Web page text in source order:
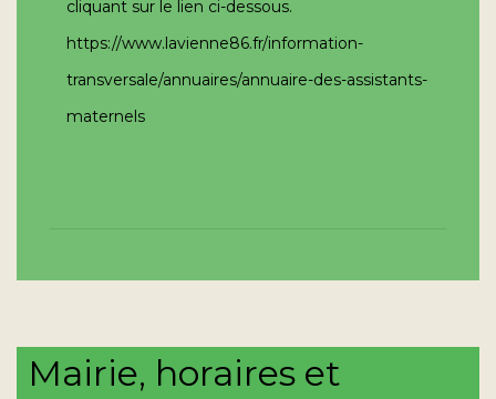
cliquant sur le lien ci-dessous.
https://www.lavienne86.fr/information-
transversale/annuaires/annuaire-des-assistants-
maternels
Mairie, horaires et